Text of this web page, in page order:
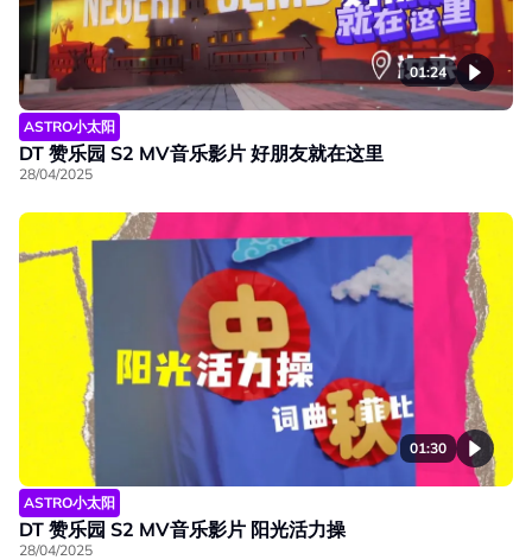
01:24
ASTRO小太阳
DT 赞乐园 S2 MV音乐影片 好朋友就在这里
28/04/2025
01:30
ASTRO小太阳
DT 赞乐园 S2 MV音乐影片 阳光活力操
28/04/2025